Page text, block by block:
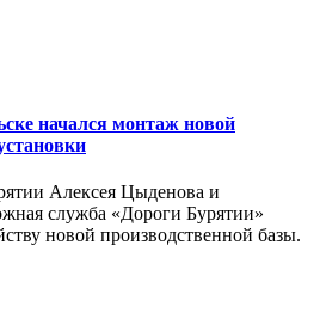
начался монтаж новой
Алексея Цыденова и
служба «Дороги Бурятии»
новой производственной базы.